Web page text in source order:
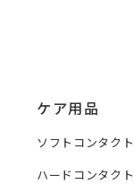
ケア用品
ソフトコンタク
ハードコンタク